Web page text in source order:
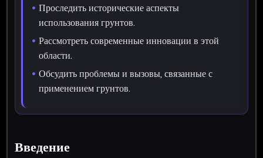
Проследить исторические аспекты
использования грунтов.
Рассмотреть современные инновации в этой
области.
Обсудить проблемы и вызовы, связанные с
применением грунтов.
Введение